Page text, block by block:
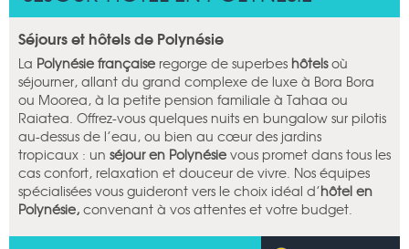
Séjours et hôtels de Polynésie
La Polynésie française regorge de superbes hôtelsoù
séjourner, allant du grand complexe de luxe à Bora Bora
ou Moorea, à la petite pension familiale à Tahaa ou
Raiatea. Offrez-vous quelques nuits en bungalow sur pilotis
au-dessus de l’eau, ou bien au cœur des jardins
tropicaux : un séjour en Polynésie vous promet dans tous les
cas confort, relaxation et douceur de vivre. Nos équipes
spécialisées vous guideront vers le choix idéal d’hôtel en
Polynésie, convenant à vos attentes et votre budget.